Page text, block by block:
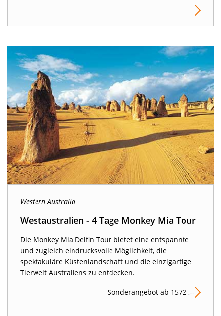
Western Australia
Westaustralien - 4 Tage Monkey Mia Tour
Die Monkey Mia Delfin Tour bietet eine entspannte
und zugleich eindrucksvolle Möglichkeit, die
spektakuläre Küstenlandschaft und die einzigartige
Tierwelt Australiens zu entdecken.
Sonderangebot ab 1572 ,--